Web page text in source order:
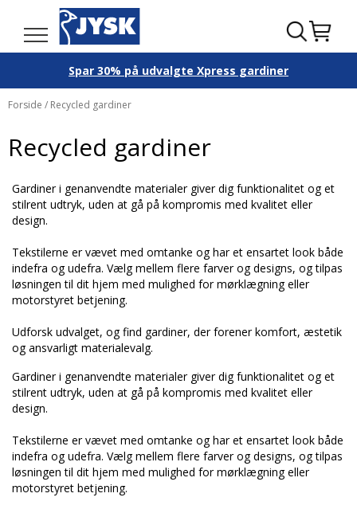
Spar 30% på udvalgte Xpress gardiner
Forside / Recycled gardiner
Recycled gardiner
Gardiner i genanvendte materialer giver dig funktionalitet og et
stilrent udtryk, uden at gå på kompromis med kvalitet eller
design.
Tekstilerne er vævet med omtanke og har et ensartet look både
indefra og udefra. Vælg mellem flere farver og designs, og tilpas
løsningen til dit hjem med mulighed for mørklægning eller
motorstyret betjening.
Udforsk udvalget, og find gardiner, der forener komfort, æstetik
og ansvarligt materialevalg.
Gardiner i genanvendte materialer giver dig funktionalitet og et
stilrent udtryk, uden at gå på kompromis med kvalitet eller
design.
Tekstilerne er vævet med omtanke og har et ensartet look både
indefra og udefra. Vælg mellem flere farver og designs, og tilpas
løsningen til dit hjem med mulighed for mørklægning eller
motorstyret betjening.